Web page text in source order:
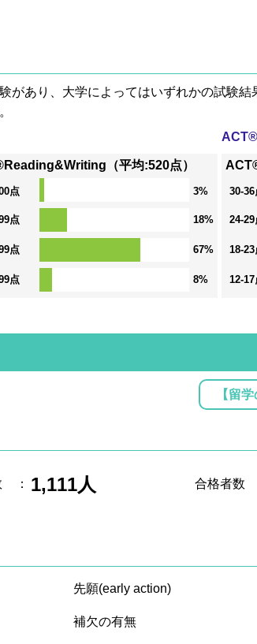
あり、大学によってはいずれかの試験結
（平均:520点）
点 3%
点 18%
点 67%
点 8%
30-36
24-29
18-23
12-17
【留
： 1,111人 合格者数
先願(early action)
補欠の有無